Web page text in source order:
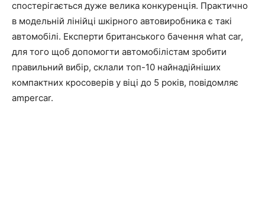
спостерігається дуже велика конкуренція. Практично
в модельній лінійці шкірного автовиробника є такі
автомобілі. Експерти британського бачення what car,
для того щоб допомогти автомобілістам зробити
правильний вибір, склали топ-10 найнадійніших
компактних кросоверів у віці до 5 років, повідомляє
ampercar.